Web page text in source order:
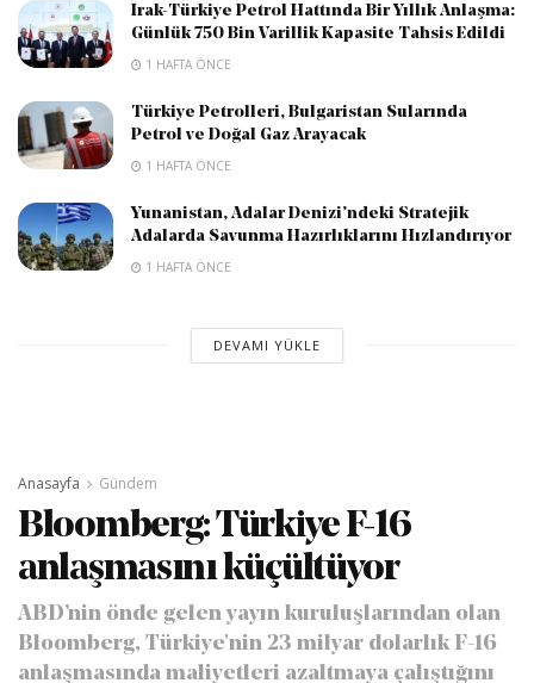
Irak-Türkiye Petrol Hattında Bir Yıllık Anlaşma:
Günlük 750 Bin Varillik Kapasite Tahsis Edildi
1 HAFTA ÖNCE
Türkiye Petrolleri, Bulgaristan Sularında
Petrol ve Doğal Gaz Arayacak
1 HAFTA ÖNCE
Yunanistan, Adalar Denizi’ndeki Stratejik
Adalarda Savunma Hazırlıklarını Hızlandırıyor
1 HAFTA ÖNCE
DEVAMI YÜKLE
Anasayfa Gündem
Bloomberg: Türkiye F-16
anlaşmasını küçültüyor
ABD’nin önde gelen yayın kuruluşlarından olan
Bloomberg, Türkiye'nin 23 milyar dolarlık F-16
anlaşmasında maliyetleri azaltmaya çalıştığını